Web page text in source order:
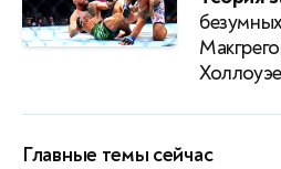
Главные темы сейчас